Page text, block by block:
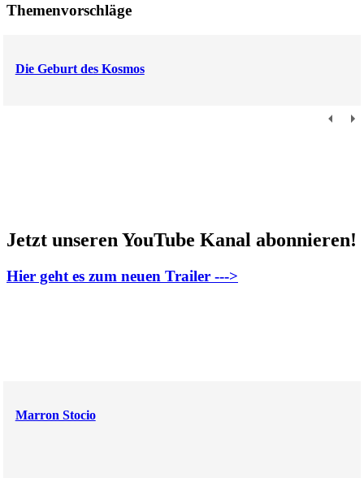
Themenvorschläge
Die Geburt des Kosmos
Jetzt unseren YouTube Kanal abonnieren!
Hier geht es zum neuen Trailer --->
Marron Stocio